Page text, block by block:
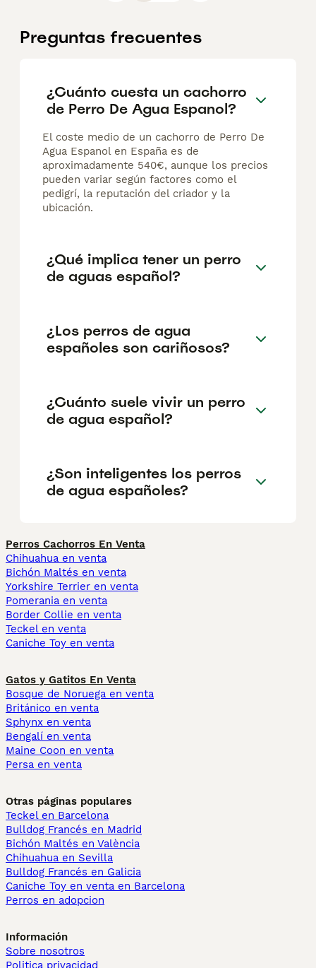
Preguntas frecuentes
¿Cuánto cuesta un cachorro
de Perro De Agua Espanol?
El coste medio de un cachorro de Perro De
Agua Espanol en España es de
aproximadamente 540€, aunque los precios
pueden variar según factores como el
pedigrí, la reputación del criador y la
ubicación.
¿Qué implica tener un perro
de aguas español?
¿Los perros de agua
españoles son cariñosos?
¿Cuánto suele vivir un perro
de agua español?
¿Son inteligentes los perros
de agua españoles?
Perros Cachorros En Venta
Chihuahua en venta
Bichón Maltés en venta
Yorkshire Terrier en venta
Pomerania en venta
Border Collie en venta
Teckel en venta
Caniche Toy en venta
Gatos y Gatitos En Venta
Bosque de Noruega en venta
Británico en venta
Sphynx en venta
Bengalí en venta
Maine Coon en venta
Persa en venta
Otras páginas populares
Teckel en Barcelona
Bulldog Francés en Madrid
Bichón Maltés en València
Chihuahua en Sevilla
Bulldog Francés en Galicia
Caniche Toy en venta en Barcelona
Perros en adopcion
Información
Sobre nosotros